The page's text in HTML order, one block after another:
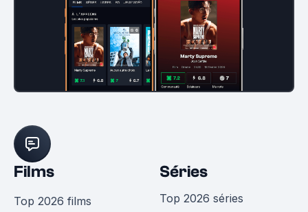
Films
Top 2026 films
Séries
Top 2026 séries